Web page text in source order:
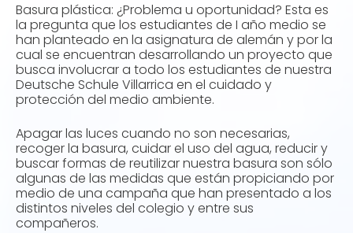
Basura plástica: ¿Problema u oportunidad? Esta es
la pregunta que los estudiantes de I año medio se
han planteado en la asignatura de alemán y por la
cual se encuentran desarrollando un proyecto que
busca involucrar a todo los estudiantes de nuestra
Deutsche Schule Villarrica en el cuidado y
protección del medio ambiente.
Apagar las luces cuando no son necesarias,
recoger la basura, cuidar el uso del agua, reducir y
buscar formas de reutilizar nuestra basura son sólo
algunas de las medidas que están propiciando por
medio de una campaña que han presentado a los
distintos niveles del colegio y entre sus
compañeros.